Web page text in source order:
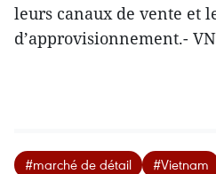
leurs canaux de vente et
d’approvisionnement.-
#marché de détail #Vietnam